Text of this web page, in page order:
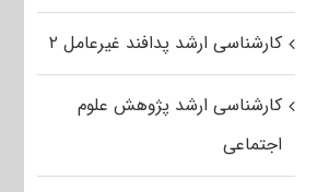
کارشناسی ارشد پدافند غیرعامل ۲
کارشناسی ارشد پژوهش علوم
اجتماعی